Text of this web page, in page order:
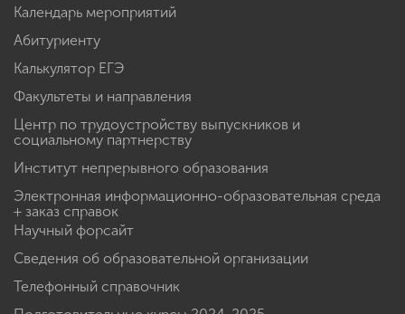
Календарь мероприятий
Абитуриенту
Калькулятор ЕГЭ
Факультеты и направления
Центр по трудоустройству выпускников и
социальному партнерству
Институт непрерывного образования
Электронная информационно-образовательная среда
+ заказ справок
Научный форсайт
Сведения об образовательной организации
Телефонный справочник